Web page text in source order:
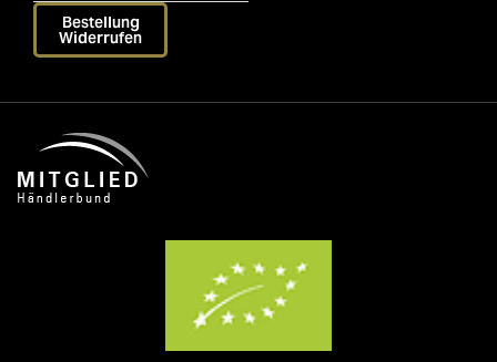
Bestellung
Widerrufen